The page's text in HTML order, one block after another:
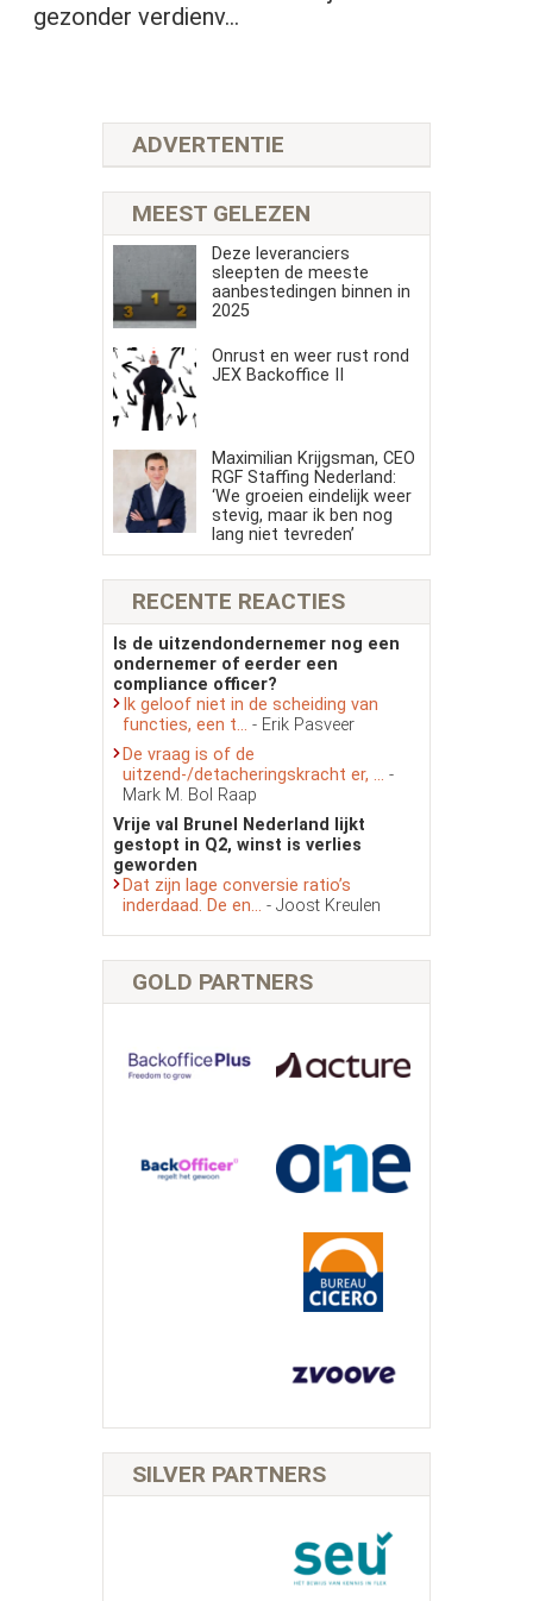
gezonder verdienv...
ADVERTENTIE
MEEST GELEZEN
Deze leveranciers
sleepten de meeste
aanbestedingen binnen in
2025
Onrust en weer rust rond
JEX Backoffice II
Maximilian Krijgsman, CEO
RGF Staffing Nederland:
‘We groeien eindelijk weer
stevig, maar ik ben nog
lang niet tevreden’
RECENTE REACTIES
Is de uitzendondernemer nog een
ondernemer of eerder een
compliance officer?
Ik geloof niet in de scheiding van
functies, een t... - Erik Pasveer
De vraag is of de
uitzend-/detacheringskracht er, ... -
Mark M. Bol Raap
Vrije val Brunel Nederland lijkt
gestopt in Q2, winst is verlies
geworden
Dat zijn lage conversie ratio’s
inderdaad. De en... - Joost Kreulen
GOLD PARTNERS
SILVER PARTNERS